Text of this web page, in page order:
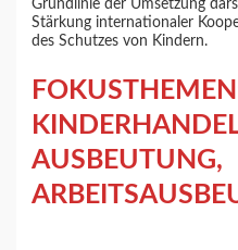
Grundlinie der Umsetzung
Stärkung internationaler
des Schutzes von Kindern.
AUSBEUTUNG,